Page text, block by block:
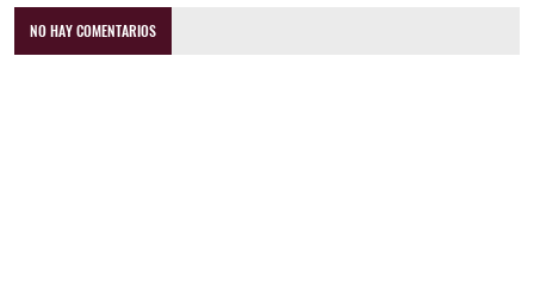
NO HAY COMENTARIOS